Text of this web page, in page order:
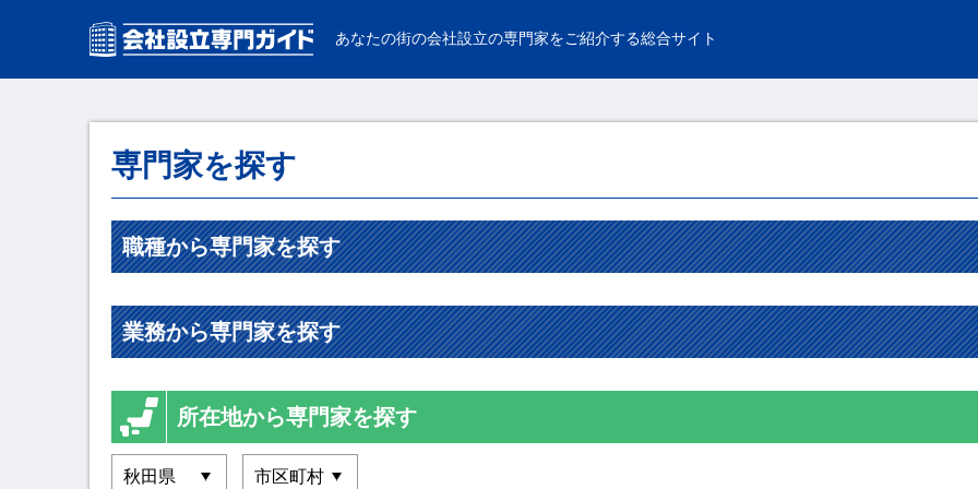
あなたの街の会社設立の専門家をご紹介する総合サイト
専門家を探す
職種から専門家を探す
業務から専門家を探す
所在地から専門家を探す